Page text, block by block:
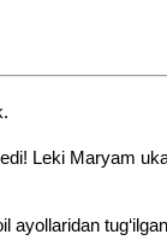
Leki Maryam